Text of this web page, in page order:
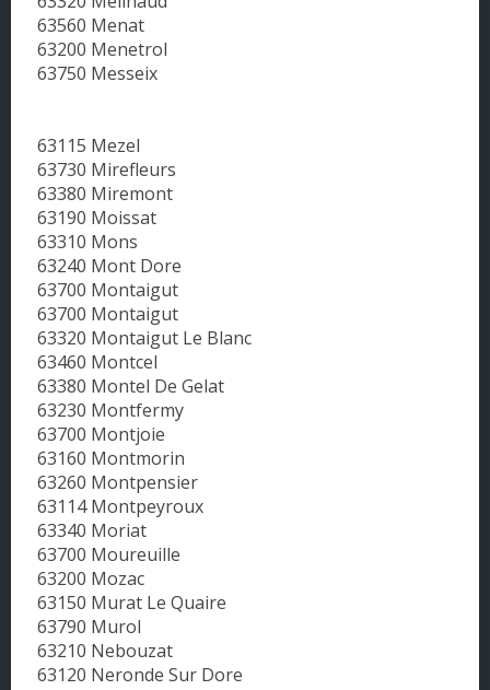
63560 Menat
63200 Menetrol
63750 Messeix
63115 Mezel
63730 Mirefleurs
63380 Miremont
63190 Moissat
63310 Mons
63240 Mont Dore
63700 Montaigut
63700 Montaigut
63320 Montaigut Le Blanc
63460 Montcel
63380 Montel De Gelat
63230 Montfermy
63700 Montjoie
63160 Montmorin
63260 Montpensier
63114 Montpeyroux
63340 Moriat
63700 Moureuille
63200 Mozac
63150 Murat Le Quaire
63790 Murol
63210 Nebouzat
63120 Neronde Sur Dore